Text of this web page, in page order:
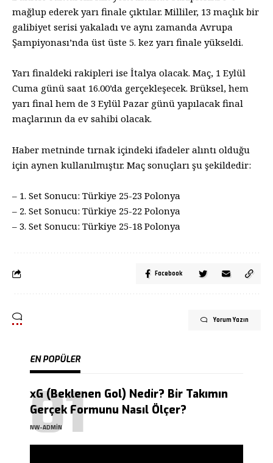
mağlup ederek yarı finale çıktılar. Milliler, 13 maçlık bir
galibiyet serisi yakaladı ve aynı zamanda Avrupa
Şampiyonası’nda üst üste 5. kez yarı finale yükseldi.
Yarı finaldeki rakipleri ise İtalya olacak. Maç, 1 Eylül
Cuma günü saat 16.00’da gerçekleşecek. Brüksel, hem
yarı final hem de 3 Eylül Pazar günü yapılacak final
maçlarının da ev sahibi olacak.
Haber metninde tırnak içindeki ifadeler alıntı olduğu
için aynen kullanılmıştır. Maç sonuçları şu şekildedir:
– 1. Set Sonucu: Türkiye 25-23 Polonya
– 2. Set Sonucu: Türkiye 25-22 Polonya
– 3. Set Sonucu: Türkiye 25-18 Polonya
Facebook
Yorum Yazın
EN POPÜLER
xG (Beklenen Gol) Nedir? Bir Takımın
Gerçek Formunu Nasıl Ölçer?
NW-ADMIN